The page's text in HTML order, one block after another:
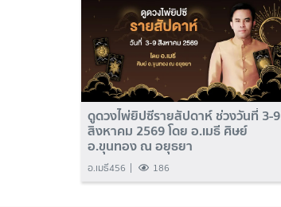
ดูดวงไพ่ยิปซีรายสัปดาห์ ช่วงวันที่ 3-9
สิงหาคม 2569 โดย อ.เมธี ศิษย์
อ.ขุนทอง ณ อยุธยา
อ.เมธี456 186